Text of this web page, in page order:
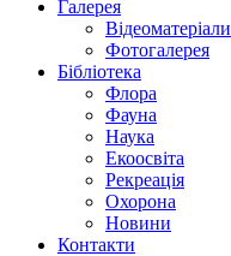
Галерея
Відеоматеріали
Фотогалерея
Бібліотека
Флора
Фауна
Наука
Екоосвіта
Рекреація
Охорона
Новини
Контакти